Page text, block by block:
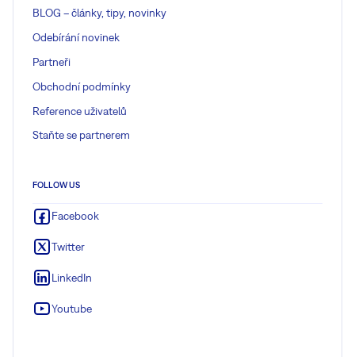
BLOG – články, tipy, novinky
Odebírání novinek
Partneři
Obchodní podmínky
Reference uživatelů
Staňte se partnerem
FOLLOW US
Facebook
Twitter
LinkedIn
Youtube